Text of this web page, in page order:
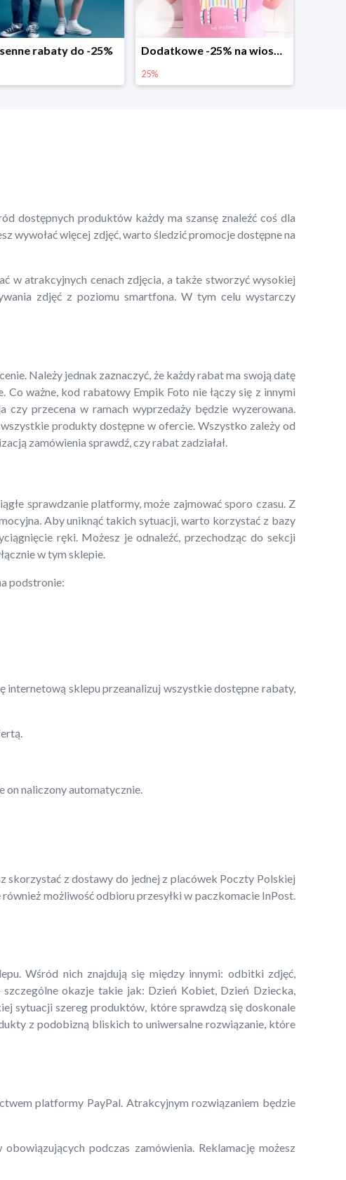
rabaty do -25% Dodatkowe -25% na wiosenne nowości
25%
dostępnych produktów każdy ma szansę znaleźć coś dla
wywołać więcej zdjęć, warto śledzić promocje dostępne na
w atrakcyjnych cenach zdjęcia, a także stworzyć wysokiej
zdjęć z poziomu smartfona. W tym celu wystarczy
Należy jednak zaznaczyć, że każdy rabat ma swoją datę
ważne, kod rabatowy Empik Foto nie łączy się z innymi
przecena w ramach wyprzedaży będzie wyzerowana.
produkty dostępne w ofercie. Wszystko zależy od
zamówienia sprawdź, czy rabat zadziałał.
sprawdzanie platformy, może zajmować sporo czasu. Z
Aby uniknąć takich sytuacji, warto korzystać z bazy
ręki. Możesz je odnaleźć, przechodząc do sekcji
w tym sklepie.
podstronie:
sklepu przeanalizuj wszystkie dostępne rabaty,
on naliczony automatycznie.
skorzystać z dostawy do jednej z placówek Poczty Polskiej
możliwość odbioru przesyłki w paczkomacie InPost.
Wśród nich znajdują się między innymi: odbitki zdjęć,
okazje takie jak: Dzień Kobiet, Dzień Dziecka,
sytuacji szereg produktów, które sprawdzą się doskonale
z podobizną bliskich to uniwersalne rozwiązanie, które
platformy PayPal. Atrakcyjnym rozwiązaniem będzie
podczas zamówienia. Reklamację możesz